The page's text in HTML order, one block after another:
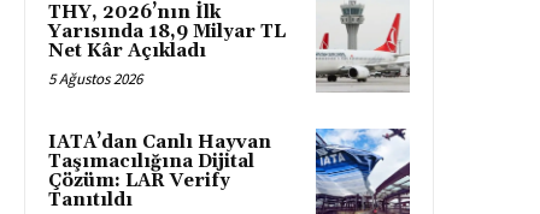
THY, 2026’nın İlk
Yarısında 18,9 Milyar TL
Net Kâr Açıkladı
5 Ağustos 2026
IATA’dan Canlı Hayvan
Taşımacılığına Dijital
Çözüm: LAR Verify
Tanıtıldı